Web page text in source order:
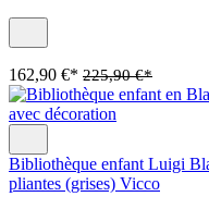
162,90 €* 225,90 €*
Bibliothèque enfant Luigi
pliantes (grises) Vicco